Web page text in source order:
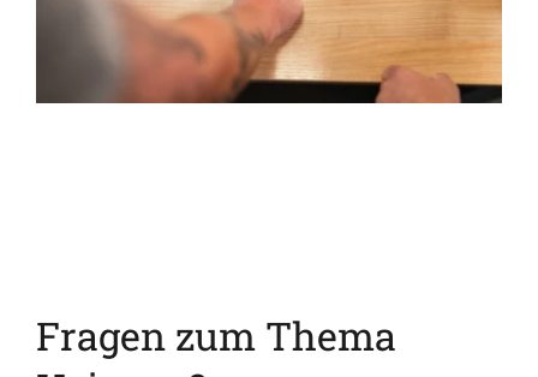
Fragen zum Thema